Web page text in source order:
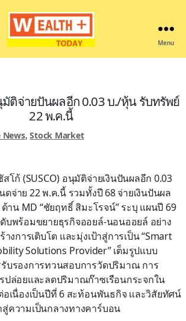
Menu
มัติจ่ายปันผลอีก 0.03 บ./หุ้น รับทรัพย์
22 พ.ค.นี้
News,Stock Market
โก้ (SUSCO) อนุมัติจ่ายเงินปันผลอีก 0.03
จ่าย 22 พ.ค.นี้ รวมทั้งปี 68 จ่ายเงินปันผล
าน MD “ชัยฤทธิ์ สิมะโรจน์” ระบุ แผนปี 69
บพร้อมขยายธุรกิจออยล์-นอนออยล์ อย่าง
างการเติบโต และมุ่งเป้าสู่การเป็น “Smart
Solutions Provider” เต็มรูปแบบ
บรองการทวนสอบการวัดปริมาณ การ
ปล่อยและลดปริมาณก๊าซเรือนกระจกใน
อเนื่องเป็นปีที่ 6 สะท้อนพันธกิจ และวิสัยทัศน์
ความเป็นกลางทางคาร์บอน